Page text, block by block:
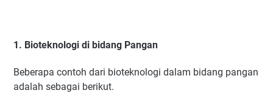
1. Bioteknologi di bidang Pangan
Beberapa contoh dari bioteknologi dalam bidang pangan
adalah sebagai berikut.